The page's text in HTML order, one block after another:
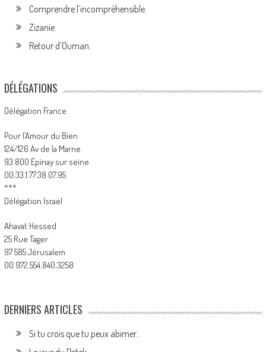
Comprendre l’incompréhensible.
Zizanie.
Retour d’Ouman.
DÉLÉGATIONS
Délégation France
Pour l’Amour du Bien
124/126 Av de la Marne
93 800 Epinay sur seine
00.33.1.77.38.07.95
***
Délégation Israël
Ahavat Hessed
25 Rue Tager
97 585 Jérusalem
00.972.554.840.3258
DERNIERS ARTICLES
Si tu crois que tu peux abimer…